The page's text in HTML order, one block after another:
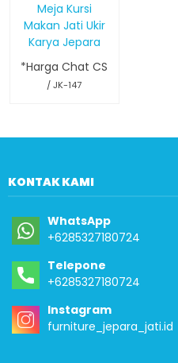
Meja Kursi
Makan Jati Ukir
Karya Jepara
*Harga Chat CS
/ JK-147
KONTAK KAMI
WhatsApp
+6285327180724
Telepone
+6285327180724
Instagram
furniture_jepara_jati.id